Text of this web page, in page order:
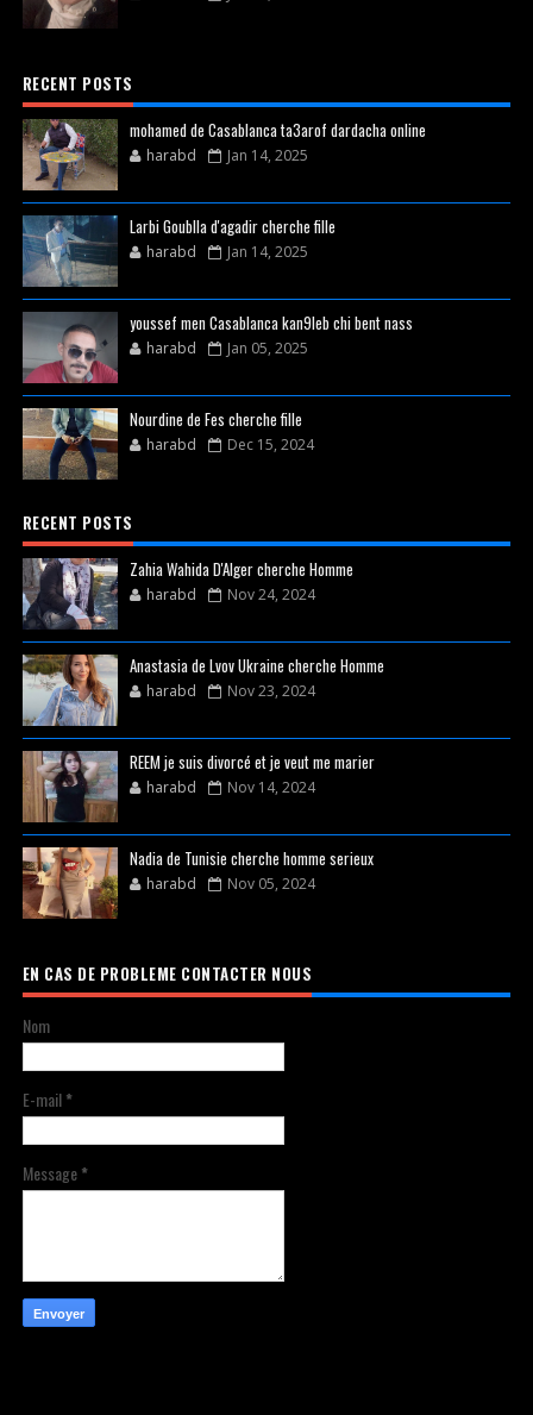
RECENT POSTS
mohamed de Casablanca ta3arof dardacha online
harabd Jan 14, 2025
Larbi Goublla d'agadir cherche fille
harabd Jan 14, 2025
youssef men Casablanca kan9leb chi bent nass
harabd Jan 05, 2025
Nourdine de Fes cherche fille
harabd Dec 15, 2024
RECENT POSTS
Zahia Wahida D'Alger cherche Homme
harabd Nov 24, 2024
Anastasia de Lvov Ukraine cherche Homme
harabd Nov 23, 2024
REEM je suis divorcé et je veut me marier
harabd Nov 14, 2024
Nadia de Tunisie cherche homme serieux
harabd Nov 05, 2024
EN CAS DE PROBLEME CONTACTER NOUS
Nom
E-mail*
Message*